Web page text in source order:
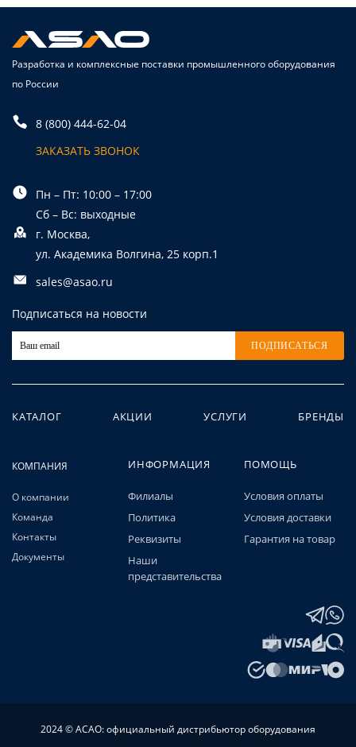
Разработка и комплексные поставки промышленного оборудования
по России
8 (800) 444-62-04
ЗАКАЗАТЬ ЗВОНОК
Пн – Пт: 10:00 – 17:00
Сб – Вс: выходные
г. Москва,
ул. Академика Волгина, 25 корп.1
sales@asao.ru
Подписаться на новости
ПОДПИСАТЬСЯ
КАТАЛОГ АКЦИИ УСЛУГИ БРЕНДЫ
КОМПАНИЯ
О компании
Команда
Контакты
Документы
ИНФОРМАЦИЯ
Филиалы
Политика
Реквизиты
Наши
представительства
ПОМОЩЬ
Условия оплаты
Условия доставки
Гарантия на товар
2024 © АСАО: официальный дистрибьютор оборудования